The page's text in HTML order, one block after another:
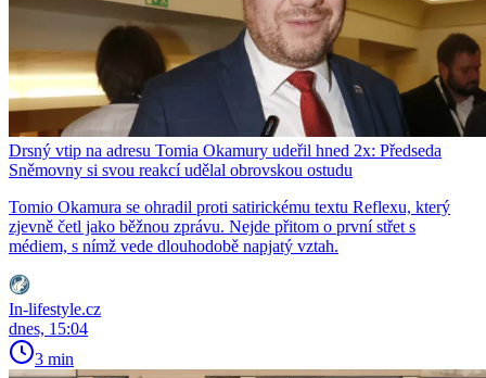
Drsný vtip na adresu Tomia Okamury udeřil hned 2x: Předseda
Sněmovny si svou reakcí udělal obrovskou ostudu
Tomio Okamura se ohradil proti satirickému textu Reflexu, který
zjevně četl jako běžnou zprávu. Nejde přitom o první střet s
médiem, s nímž vede dlouhodobě napjatý vztah.
In-lifestyle.cz
dnes, 15:04
3 min